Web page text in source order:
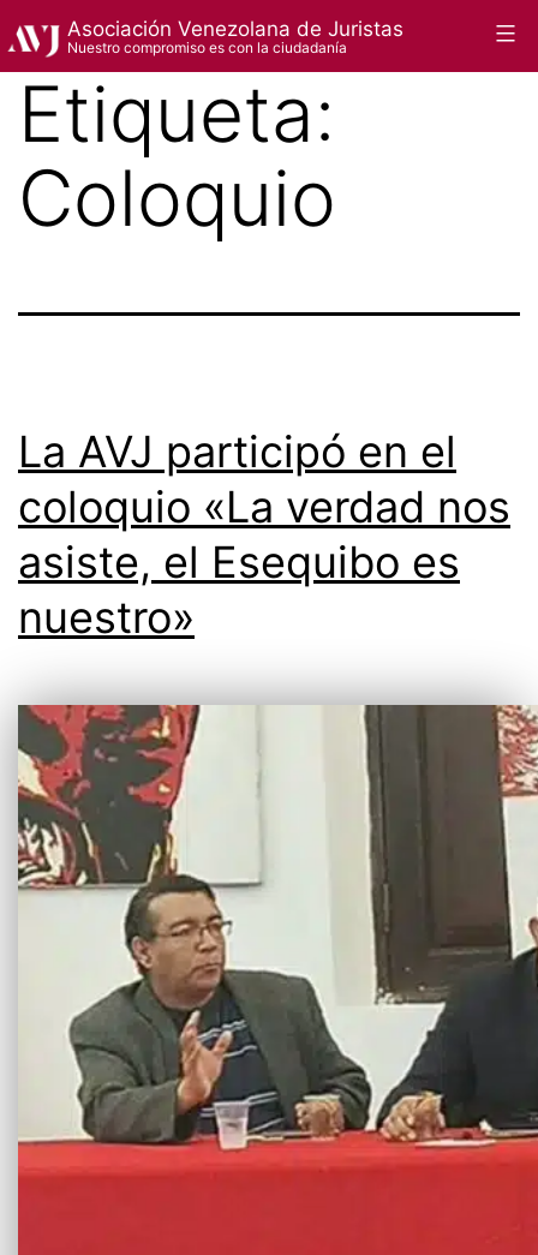
Saltar
al
contenido
Asociación Venezolana de Juristas
Nuestro compromiso es con la ciudadanía
Etiqueta:
Coloquio
La AVJ participó en el
coloquio «La verdad nos
asiste, el Esequibo es
nuestro»